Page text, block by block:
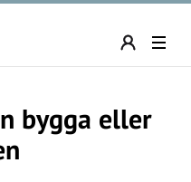
bygga eller